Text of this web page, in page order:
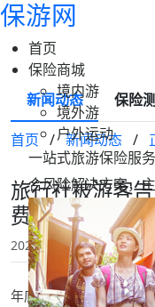
保游网
首页
保险商城
境内游
境外游
户外运动
一站式旅游保险服
合风险解决方案，
新闻动态 保险
首页 / 新闻动态 /
旅行社被游客
费用？附保游
2024-11-29 14:43 保游
年底将至，旅行社关心